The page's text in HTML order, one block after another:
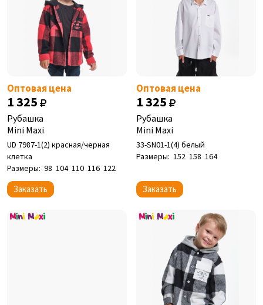
Оптовая цена
1 325
Рубашка
Mini Maxi
UD 7987-1(2) красная/черная
клетка
Размеры: 98 104 110 116 122
Заказать
Оптовая цена
1 325
Рубашка
Mini Maxi
33-SN01-1(4) белый
Размеры: 152 158 164
Заказать